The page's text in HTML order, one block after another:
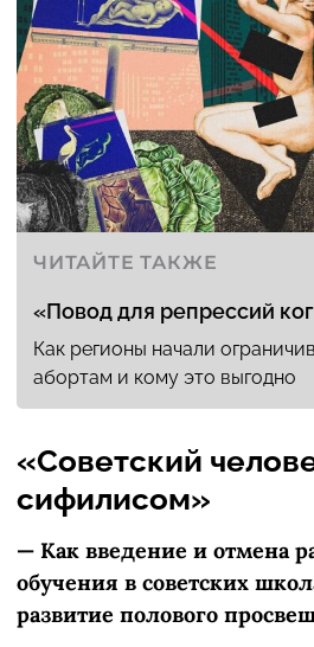
ЧИТАЙТЕ ТАКЖЕ
«Повод для репрессий
Как регионы начали
абортам и кому это выгодно
«Советский
сифилисом»
— Как введение и отмена
обучения в советских
развитие полового